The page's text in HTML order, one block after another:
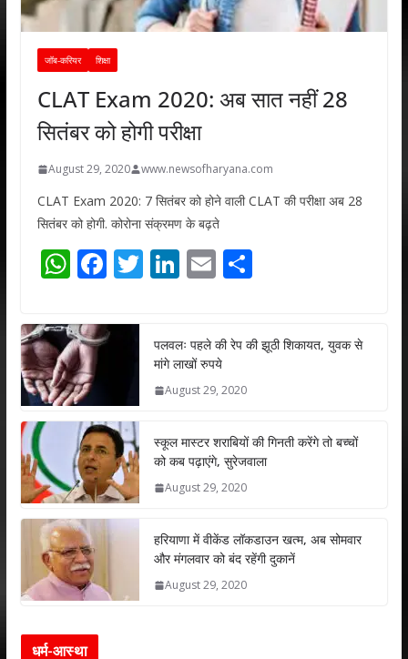
जॉब-करियर शिक्षा
CLAT Exam 2020: अब सात नहीं 28
सितंबर को होगी परीक्षा
August 29, 2020 www.newsofharyana.com
CLAT Exam 2020: 7 सितंबर को होने वाली CLAT की परीक्षा अब 28
सितंबर को होगी. कोरोना संक्रमण के बढ़ते
W
at
s
A
p
p
F
e
b
o
k
T
er
Li
e
dI
n
E
l
S
e
पलवलः पहले की रेप की झूठी शिकायत, युवक से
मांगे लाखों रुपये
August 29, 2020
स्कूल मास्टर शराबियों की गिनती करेंगे तो बच्चों
को कब पढ़ाएंगे, सुरेजवाला
August 29, 2020
हरियाणा में वीकेंड लॉकडाउन खत्म, अब सोमवार
और मंगलवार को बंद रहेंगी दुकानें
August 29, 2020
धर्म-आस्था